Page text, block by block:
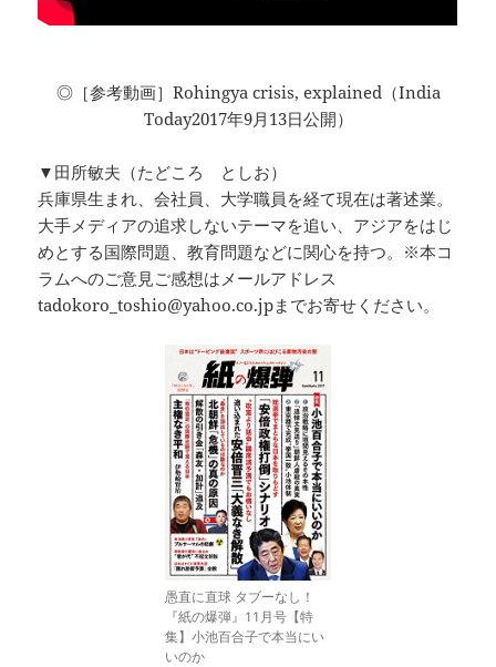
◎［参考動画］Rohingya crisis, explained（India
Today2017年9月13日公開）
▼田所敏夫（たどころ としお）
兵庫県生まれ、会社員、大学職員を経て現在は著述業。
大手メディアの追求しないテーマを追い、アジアをはじ
めとする国際問題、教育問題などに関心を持つ。※本コ
ラムへのご意見ご感想はメールアドレス
tadokoro_toshio@yahoo.co.jpまでお寄せください。
愚直に直球 タブーなし！
『紙の爆弾』11月号【特
集】小池百合子で本当にい
いのか